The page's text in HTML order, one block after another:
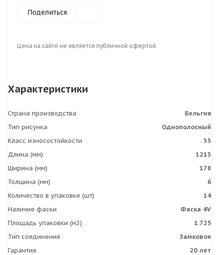
Поделиться
Цена на сайте не является публичной офертой
Характеристики
Страна производства
Бельгия
Тип рисунка
Однополосный
Класс износостойкости
33
Длина (мм)
1213
Ширина (мм)
178
Толщина (мм)
6
Количество в упаковке (шт)
14
Наличие фаски
Фаска 4V
Площадь упаковки (м2)
1.725
Тип соединения
Замковое
Гарантия
20 лет